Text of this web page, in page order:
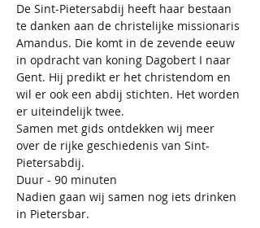
De Sint-Pietersabdij heeft haar bestaan
te danken aan de christelijke missionaris
Amandus. Die komt in de zevende eeuw
in opdracht van koning Dagobert I naar
Gent. Hij predikt er het christendom en
wil er ook een abdij stichten. Het worden
er uiteindelijk twee.
Samen met gids ontdekken wij meer
over de rijke geschiedenis van Sint-
Pietersabdij.
Duur - 90 minuten
Nadien gaan wij samen nog iets drinken
in Pietersbar.